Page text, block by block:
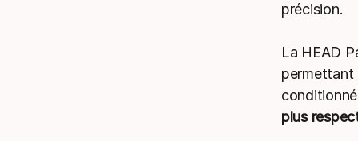
précision.
La HEAD
permettant
plus